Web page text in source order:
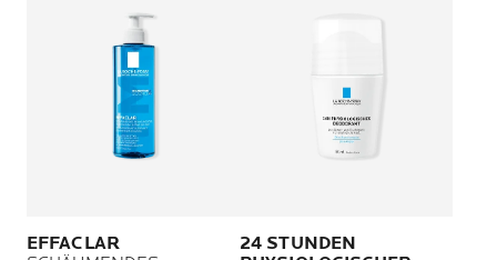
EFFACLAR
24 STUNDEN